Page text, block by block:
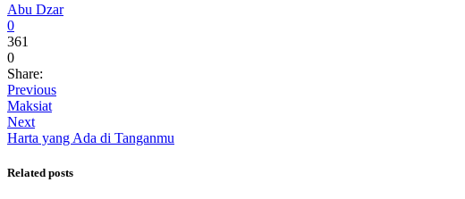
Abu Dzar
0
361
0
Share:
Previous
Maksiat
Next
Harta yang Ada di Tanganmu
Related posts